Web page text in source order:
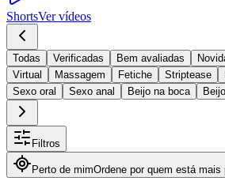
ShortsVer vídeos
Todas Verificadas Bem avaliadas
Virtual
Massagem Fetiche Striptease
Sexo oral
Sexo anal Beijo na boca
Filtros
Perto de mimOrdene por quem está mais